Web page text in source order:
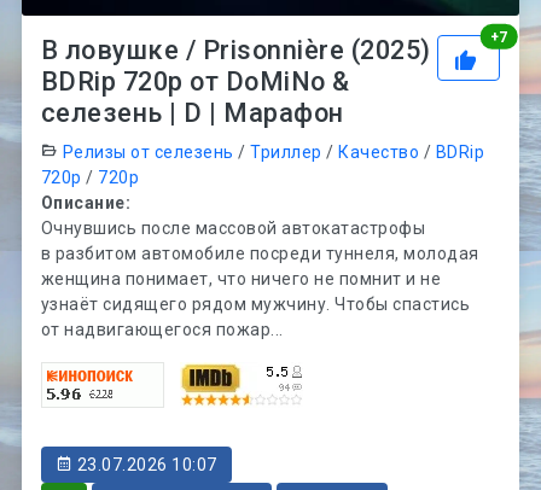
+7
В ловушке / Prisonnière (2025)
BDRip 720p от DoMiNo &
селезень | D | Марафон
Релизы от селезень /Триллер / Качество / BDRip
720p / 720p
Описание:
Очнувшись после массовой автокатастрофы
в разбитом автомобиле посреди туннеля, молодая
женщина понимает, что ничего не помнит и не
узнаёт сидящего рядом мужчину. Чтобы спастись
от надвигающегося пожар...
23.07.2026 10:07